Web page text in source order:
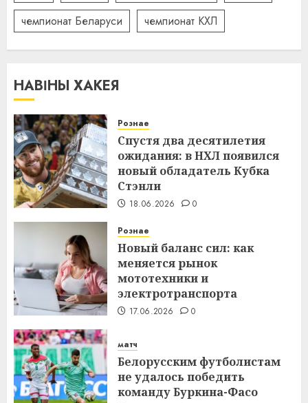
чемпионат Беларуси
чемпионат КХЛ
НАВІНЫ ХАКЕЯ
Рознае
Спустя два десятилетия
ожидания: в НХЛ появился
новый обладатель Кубка
Стэнли
18.06.2026 0
Рознае
Новый баланс сил: как
меняется рынок
мототехники и
электротранспорта
17.06.2026 0
матч
Белорусским футболистам
не удалось победить
команду Буркина-Фасо